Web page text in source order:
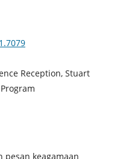
Reception, Stuart
pesan keagamaan